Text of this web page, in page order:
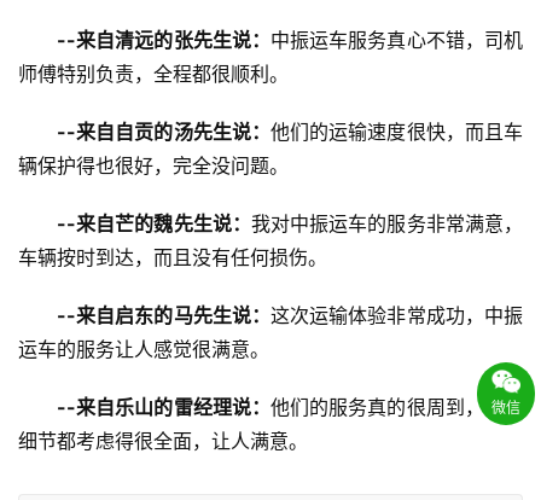
--来自清远的张先生说： 中振运车服务真心不错，司机
师傅特别负责，全程都很顺利。
--来自自贡的汤先生说： 他们的运输速度很快，而且车
辆保护得也很好，完全没问题。
--来自芒的魏先生说： 我对中振运车的服务非常满意，
车辆按时到达，而且没有任何损伤。
--来自启东的马先生说： 这次运输体验非常成功，中振
运车的服务让人感觉很满意。
--来自乐山的雷经理说： 他们的服务真的很周到，每个
细节都考虑得很全面，让人满意。
微信